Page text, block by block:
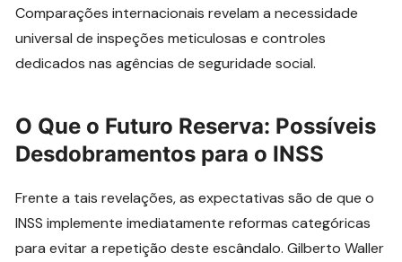
Comparações internacionais revelam a necessidade
universal de inspeções meticulosas e controles
dedicados nas agências de seguridade social.
O Que o Futuro Reserva: Possíveis
Desdobramentos para o INSS
Frente a tais revelações, as expectativas são de que o
INSS implemente imediatamente reformas categóricas
para evitar a repetição deste escândalo. Gilberto Waller